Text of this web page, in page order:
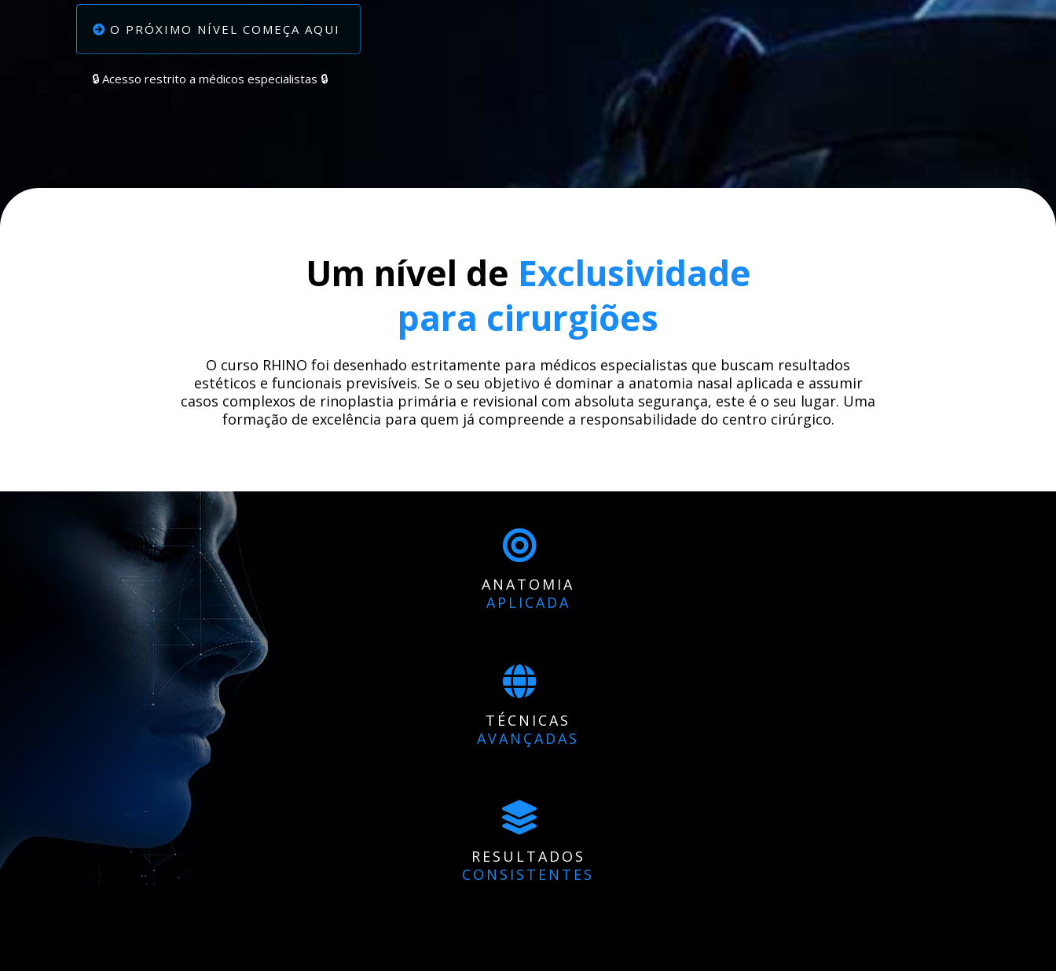
O PRÓXIMO NÍVEL COMEÇA AQUI
🔒 Acesso restrito a médicos especialistas 🔒
Um nível de Exclusividade
para cirurgiões
O curso RHINO foi desenhado estritamente para médicos especialistas que buscam resultados
estéticos e funcionais previsíveis. Se o seu objetivo é dominar a anatomia nasal aplicada e assumir
casos complexos de rinoplastia primária e revisional com absoluta segurança, este é o seu lugar. Uma
formação de excelência para quem já compreende a responsabilidade do centro cirúrgico.
ANATOMIA
APLICADA
TÉCNICAS
AVANÇADAS
RESULTADOS
CONSISTENTES